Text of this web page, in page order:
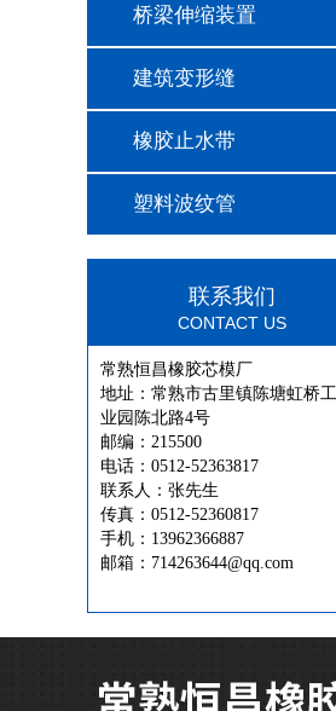
桥梁伸缩装置
建筑变形缝
橡胶止水带
塑料波纹管
联系我们
CONTACT US
常熟恒昌橡胶芯模厂
地址：常熟市古里镇陈塘虹桥工
业园陈北路4号
邮编：215500
电话：0512-52363817
联系人：张先生
传真：0512-52360817
手机：13962366887
邮箱：714263644@qq.com